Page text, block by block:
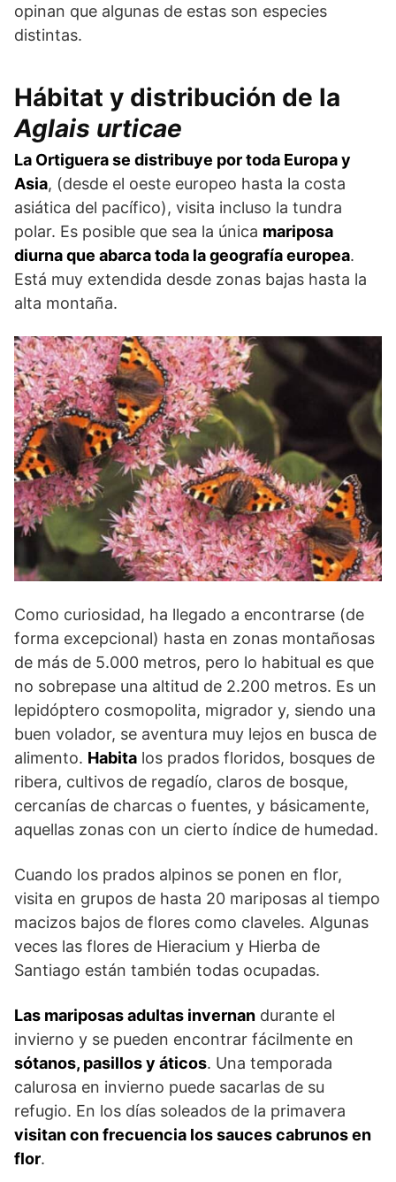
opinan que algunas de estas son especies
distintas.
Hábitat y distribución de la
Aglais urticae
La Ortiguera se distribuye por toda Europa y
Asia, (desde el oeste europeo hasta la costa
asiática del pacífico), visita incluso la tundra
polar. Es posible que sea la única mariposa
diurna que abarca toda la geografía europea.
Está muy extendida desde zonas bajas hasta la
alta montaña.
Como curiosidad, ha llegado a encontrarse (de
forma excepcional) hasta en zonas montañosas
de más de 5.000 metros, pero lo habitual es que
no sobrepase una altitud de 2.200 metros. Es un
lepidóptero cosmopolita, migrador y, siendo una
buen volador, se aventura muy lejos en busca de
alimento. Habita los prados floridos, bosques de
ribera, cultivos de regadío, claros de bosque,
cercanías de charcas o fuentes, y básicamente,
aquellas zonas con un cierto índice de humedad.
Cuando los prados alpinos se ponen en flor,
visita en grupos de hasta 20 mariposas al tiempo
macizos bajos de flores como claveles. Algunas
veces las flores de Hieracium y Hierba de
Santiago están también todas ocupadas.
Las mariposas adultas invernan durante el
invierno y se pueden encontrar fácilmente en
sótanos, pasillos y áticos. Una temporada
calurosa en invierno puede sacarlas de su
refugio. En los días soleados de la primavera
visitan con frecuencia los sauces cabrunos en
flor.